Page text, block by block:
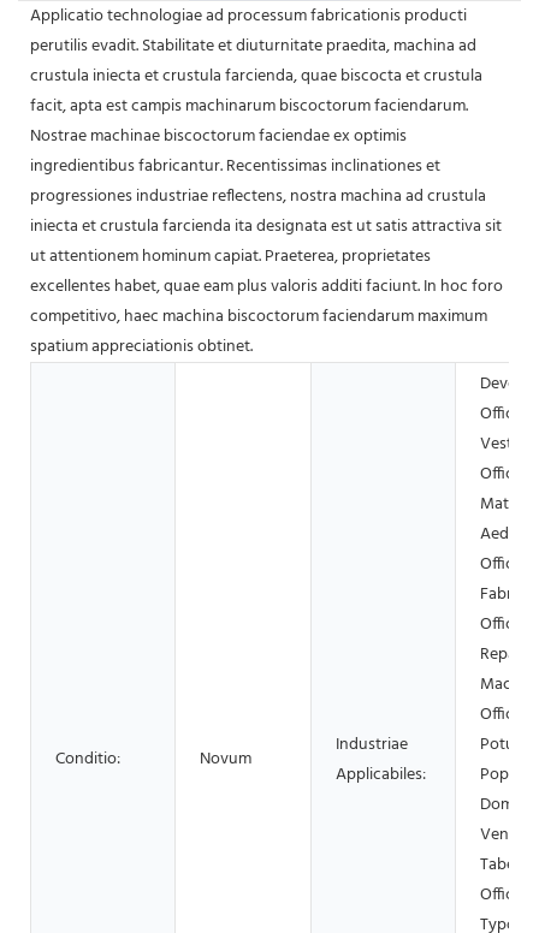
Applicatio technologiae ad processum fabricationis producti
perutilis evadit. Stabilitate et diuturnitate praedita, machina ad
crustula iniecta et crustula farcienda, quae biscocta et crustula
facit, apta est campis machinarum biscoctorum faciendarum.
Nostrae machinae biscoctorum faciendae ex optimis
ingredientibus fabricantur. Recentissimas inclinationes et
progressiones industriae reflectens, nostra machina ad crustula
iniecta et crustula farcienda ita designata est ut satis attractiva sit
ut attentionem hominum capiat. Praeterea, proprietates
excellentes habet, quae eam plus valoris additi faciunt. In hoc foro
competitivo, haec machina biscoctorum faciendarum maximum
spatium appreciationis obtinet.
Conditio: Novum
Industriae
Applicabiles:
Officina
Potus,
Popina,